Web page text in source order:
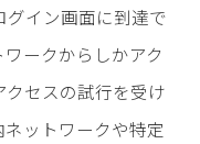
イン画面に到達で
ークからしかアク
セスの試行を受け
ットワークや特定